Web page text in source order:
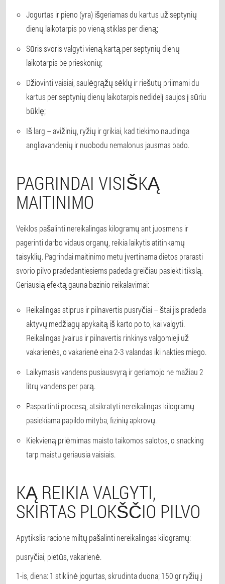
Jogurtas ir pieno (yra) išgeriamas du kartus už septynių
dienų laikotarpis po vieną stiklas per dieną;
Sūris svoris valgyti vieną kartą per septynių dienų
laikotarpis be prieskonių;
Džiovinti vaisiai, saulėgrąžų sėklų ir riešutų priimami du
kartus per septynių dienų laikotarpis nedidelį saujos į sūriu
būklę;
Iš larg – avižinių, ryžių ir grikiai, kad tiekimo naudinga
angliavandenių ir nuobodu nemalonus jausmas bado.
PAGRINDAI VISIŠKĄ
MAITINIMO
Veiklos pašalinti nereikalingas kilogramų ant juosmens ir
pagerinti darbo vidaus organų, reikia laikytis atitinkamų
taisyklių. Pagrindai maitinimo metu įvertinama dietos prarasti
svorio pilvo pradedantiesiems padeda greičiau pasiekti tikslą.
Geriausią efektą gauna bazinio reikalavimai:
Reikalingas stiprus ir pilnavertis pusryčiai – štai jis pradeda
aktyvų medžiagų apykaitą iš karto po to, kai valgyti.
Reikalingas įvairus ir pilnavertis rinkinys valgomieji už
vakarienės, o vakarienė eina 2-3 valandas iki nakties miego.
Laikymasis vandens pusiausvyrą ir geriamojo ne mažiau 2
litrų vandens per parą.
Paspartinti procesą, atsikratyti nereikalingas kilogramų
pasiekiama papildo mityba, fizinių apkrovų.
Kiekvieną priėmimas maisto taikomos salotos, o snacking
tarp maistu geriausia vaisiais.
KĄ REIKIA VALGYTI,
SKIRTAS PLOKŠČIO PILVO
Apytikslis racione miltų pašalinti nereikalingas kilogramų:
pusryčiai, pietūs, vakarienė.
1-is, diena: 1 stiklinė jogurtas, skrudinta duona; 150 gr ryžių į